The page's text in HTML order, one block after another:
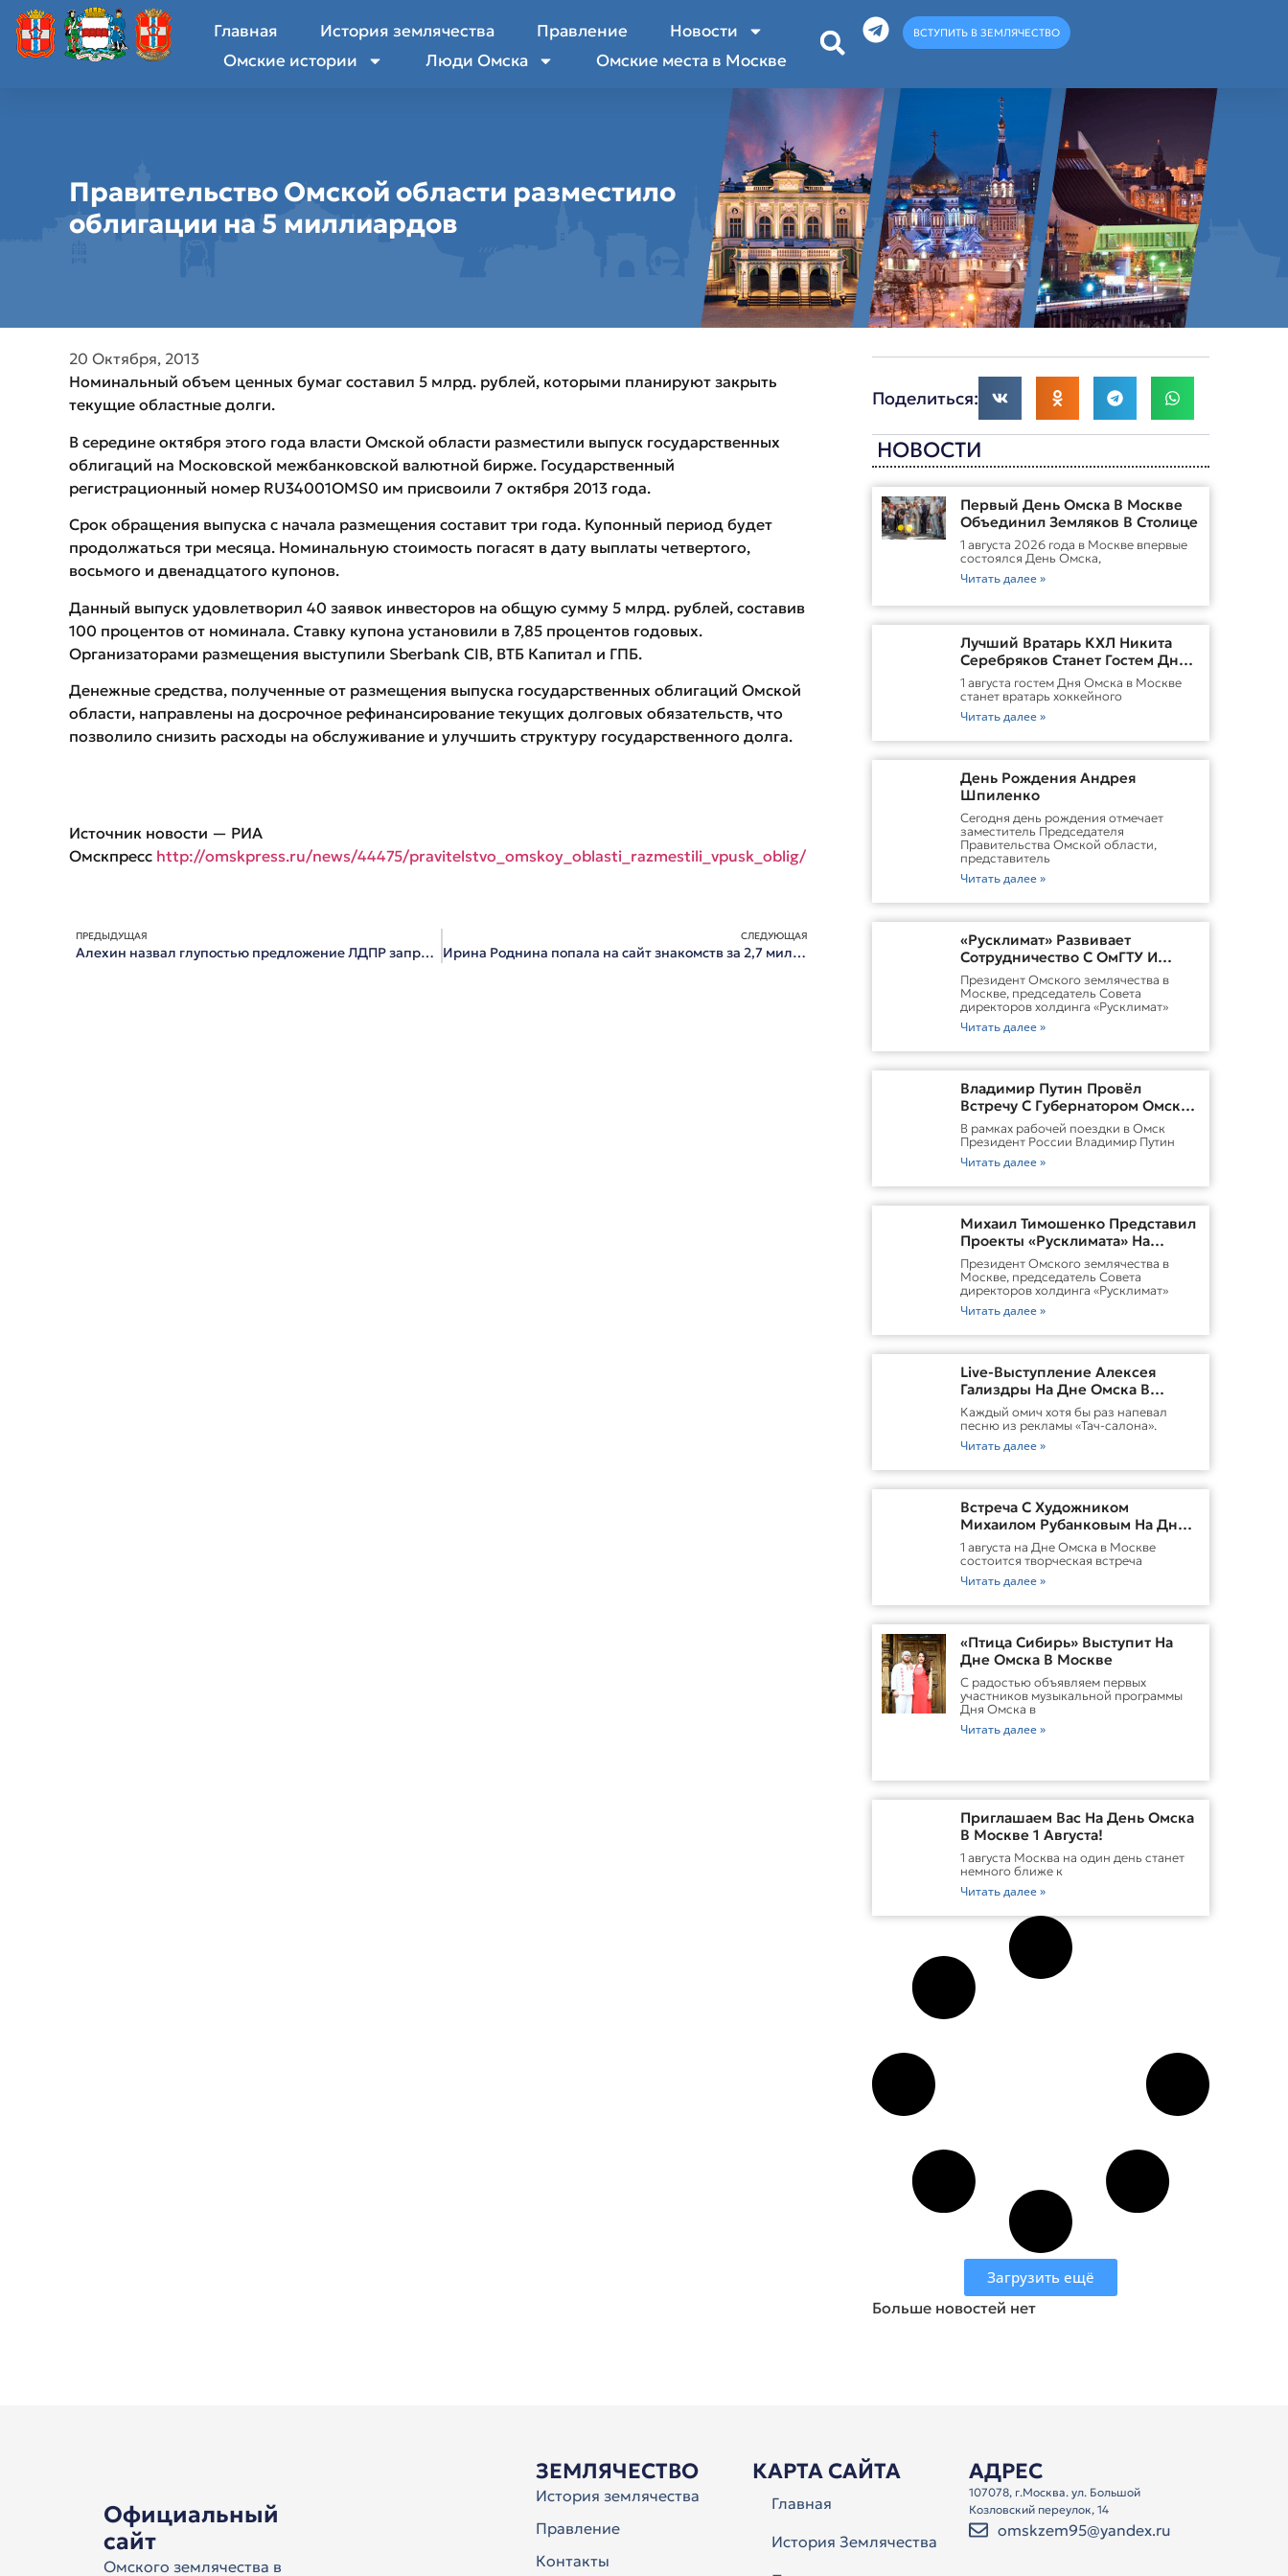
Главная История землячества Правление
Новости
Омские истории
Люди Омска Омские места в Москве
ВСТУПИТЬ В ЗЕМЛЯЧЕСТВО
Правительство Омской области разместило
облигации на 5 миллиардов
20 Октября, 2013
Номинальный объем ценных бумаг составил 5 млрд. рублей, которыми планируют закрыть
текущие областные долги.
В середине октября этого года власти Омской области разместили выпуск государственных
облигаций на Московской межбанковской валютной бирже. Государственный
регистрационный номер RU34001OMS0 им присвоили 7 октября 2013 года.
Срок обращения выпуска с начала размещения составит три года. Купонный период будет
продолжаться три месяца. Номинальную стоимость погасят в дату выплаты четвертого,
восьмого и двенадцатого купонов.
Данный выпуск удовлетворил 40 заявок инвесторов на общую сумму 5 млрд. рублей, составив
100 процентов от номинала. Ставку купона установили в 7,85 процентов годовых.
Организаторами размещения выступили Sberbank CIB, ВТБ Капитал и ГПБ.
Денежные средства, полученные от размещения выпуска государственных облигаций Омской
области, направлены на досрочное рефинансирование текущих долговых обязательств, что
позволило снизить расходы на обслуживание и улучшить структуру государственного долга.
Источник новости — РИА
Омскпресс http://omskpress.ru/news/44475/pravitelstvo_omskoy_oblasti_razmestili_vpusk_oblig/
ПРЕДЫДУЩАЯ
Алехин назвал глупостью предложение ЛДПР запретить мигрантам отправлять деньги за границу
СЛЕДУЮЩАЯ
Ирина Роднина попала на сайт знакомств за 2,7 миллиона рублей
Поделиться:
НОВОСТИ
Первый День Омска В Москве
Объединил Земляков В Столице
1 августа 2026 года в Москве впервые
состоялся День Омска,
Читать далее »
Лучший Вратарь КХЛ Никита
Серебряков Станет Гостем Дня
Омска В Москве
1 августа гостем Дня Омска в Москве
станет вратарь хоккейного
Читать далее »
День Рождения Андрея
Шпиленко
Cегодня день рождения отмечает
заместитель Председателя
Правительства Омской области,
представитель
Читать далее »
«Русклимат» Развивает
Сотрудничество С ОмГТУ И
Участвует В Обновлении
Городской Среды Омска
Президент Омского землячества в
Москве, председатель Совета
директоров холдинга «Русклимат»
Читать далее »
Владимир Путин Провёл
Встречу С Губернатором Омской
Области Виталием
ХоценкоИсточник
В рамках рабочей поездки в Омск
Президент России Владимир Путин
Читать далее »
Михаил Тимошенко Представил
Проекты «Русклимата» На
Форуме России И Казахстана
Президент Омского землячества в
Москве, председатель Совета
директоров холдинга «Русклимат»
Читать далее »
Live-Выступление Алексея
Гализдры На Дне Омска В
Москве
Каждый омич хотя бы раз напевал
песню из рекламы «Тач-салона».
Читать далее »
Встреча С Художником
Михаилом Рубанковым На Дне
Омска В Москве
1 августа на Дне Омска в Москве
состоится творческая встреча
Читать далее »
«Птица Сибирь» Выступит На
Дне Омска В Москве
С радостью объявляем первых
участников музыкальной программы
Дня Омска в
Читать далее »
Приглашаем Вас На День Омска
В Москве 1 Августа!
1 августа Москва на один день станет
немного ближе к
Читать далее »
Загрузить ещё
Больше новостей нет
Официальный
сайт
Омского землячества в
ЗЕМЛЯЧЕСТВО
История землячества
Правление
Контакты
КАРТА САЙТА
Главная
История Землячества
АДРЕС
107078, г.Москва. ул. Большой
Козловский переулок, 14
omskzem95@yandex.ru